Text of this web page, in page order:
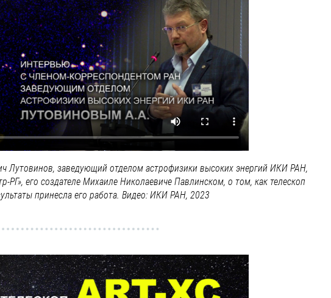
Лутовинов, заведующий отделом астрофизики высоких энергий ИКИ РАН,
РГ», его создателе Михаиле Николаевиче Павлинском, о том, как телескоп
принесла его работа. Видео: ИКИ РАН, 2023